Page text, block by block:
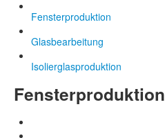
Fensterproduktion
Glasbearbeitung
Isolierglasproduktion
Fensterproduktion